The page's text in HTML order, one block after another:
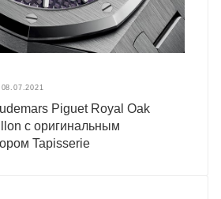
08.07.2021
Piguet Royal Oak
с оригинальным
Tapisserie